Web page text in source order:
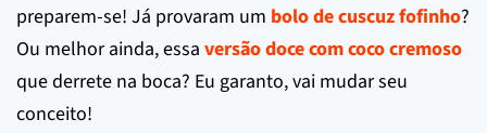
preparem-se! Já provaram um bolo de cuscuz fofinho?
Ou melhor ainda, essa versão doce com coco cremoso
que derrete na boca? Eu garanto, vai mudar seu
conceito!